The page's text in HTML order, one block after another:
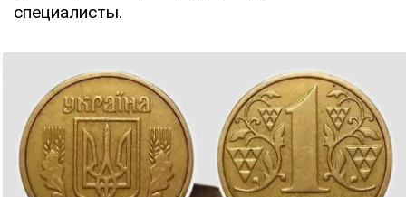
специалисты.